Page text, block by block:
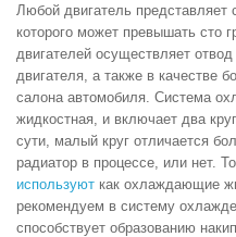
Любой двигатель представляет
которого может превышать сто
двигателей осуществляет
двигателя, а также в качестве
салона автомобиля. Система
жидкостная, и включает два
сути, малый круг отличается
радиатор в процессе, или нет.
используют как охлаждающие
рекомендуем в систему
способствует образованию